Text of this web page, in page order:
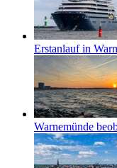
Erstanlauf in
Warnemünde